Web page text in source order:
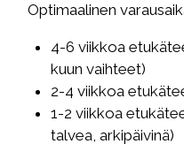
Optimaalinen
4-6 viikkoa
kuun vaihteet)
2-4 viikkoa
1-2 viikkoa
talvea, arkipäivinä)